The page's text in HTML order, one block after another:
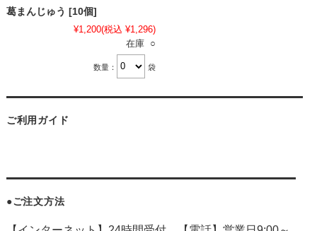
葛まんじゅう [10個]
¥1,200(税込 ¥1,296)
在庫 ○
数量： 袋
ご利用ガイド
●ご注文方法